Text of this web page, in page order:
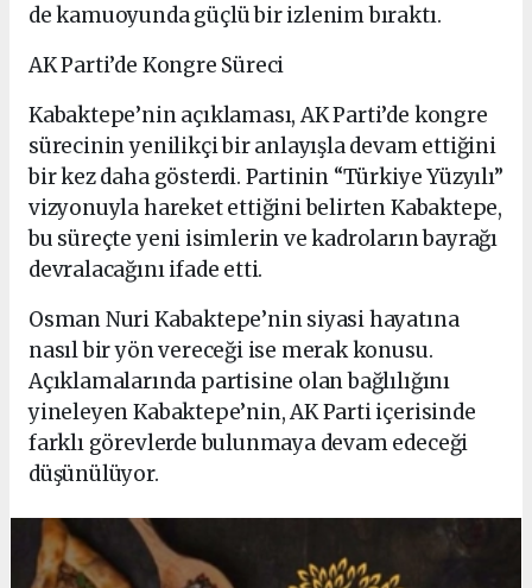
de kamuoyunda güçlü bir izlenim bıraktı.
AK Parti’de Kongre Süreci
Kabaktepe’nin açıklaması, AK Parti’de kongre
sürecinin yenilikçi bir anlayışla devam ettiğini
bir kez daha gösterdi. Partinin “Türkiye Yüzyılı”
vizyonuyla hareket ettiğini belirten Kabaktepe,
bu süreçte yeni isimlerin ve kadroların bayrağı
devralacağını ifade etti.
Osman Nuri Kabaktepe’nin siyasi hayatına
nasıl bir yön vereceği ise merak konusu.
Açıklamalarında partisine olan bağlılığını
yineleyen Kabaktepe’nin, AK Parti içerisinde
farklı görevlerde bulunmaya devam edeceği
düşünülüyor.